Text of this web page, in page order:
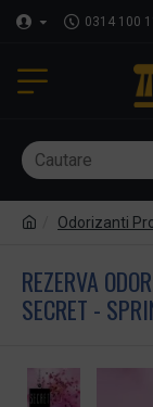
0314 100
Odorizanti
REZERVA
SECRET -